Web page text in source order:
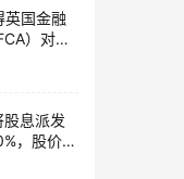
国金融
）对代
全面授权
息派发
，股价飙